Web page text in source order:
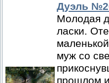
Дуэль
Молодая
ласки.
муж со